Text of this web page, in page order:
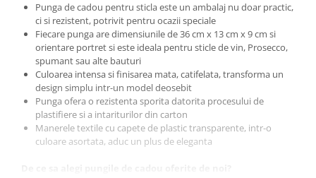
Punga de cadou pentru sticla este un ambalaj nu doar practic,
ci si rezistent, potrivit pentru ocazii speciale
Fiecare punga are dimensiunile de 36 cm x 13 cm x 9 cm si
orientare portret si este ideala pentru sticle de vin, Prosecco,
spumant sau alte bauturi
Culoarea intensa si finisarea mata, catifelata, transforma un
design simplu intr-un model deosebit
Punga ofera o rezistenta sporita datorita procesului de
plastifiere si a intariturilor din carton
Manerele textile cu capete de plastic transparente, intr-o
culoare asortata, aduc un plus de eleganta